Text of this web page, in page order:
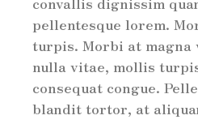
pellentesque lorem.
turpis. Morbi at
nulla vitae, mollis
consequat congue.
blandit tortor, at